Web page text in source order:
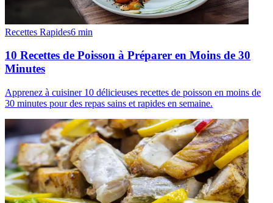
Recettes Rapides6 min
10 Recettes de Poisson à Préparer en Moins de 30
Minutes
Apprenez à cuisiner 10 délicieuses recettes de poisson en moins de
30 minutes pour des repas sains et rapides en semaine.